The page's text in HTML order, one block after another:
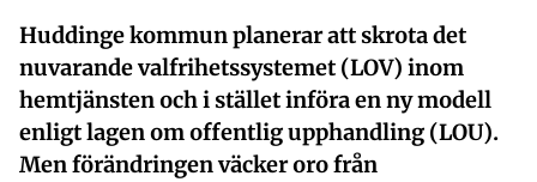
Huddinge kommun planerar att skrota det
nuvarande valfrihetssystemet (LOV) inom
hemtjänsten och i stället införa en ny modell
enligt lagen om offentlig upphandling (LOU).
Men förändringen väcker oro från